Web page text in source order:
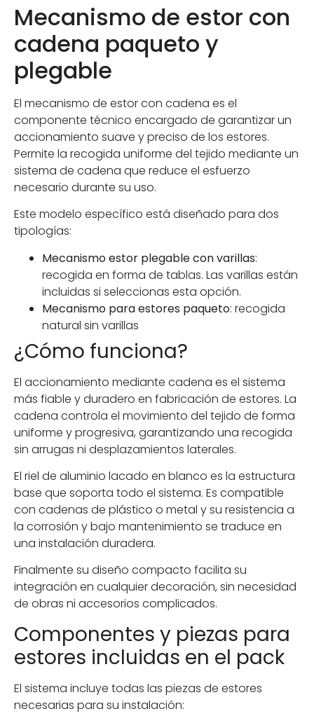
Mecanismo de estor con
cadena paqueto y
plegable
El mecanismo de estor con cadena es el
componente técnico encargado de garantizar un
accionamiento suave y preciso de los estores.
Permite la recogida uniforme del tejido mediante un
sistema de cadena que reduce el esfuerzo
necesario durante su uso.
Este modelo específico está diseñado para dos
tipologías:
Mecanismo estor plegable con varillas:
recogida en forma de tablas. Las varillas están
incluidas si seleccionas esta opción.
Mecanismo para estores paqueto: recogida
natural sin varillas
¿Cómo funciona?
El accionamiento mediante cadena es el sistema
más fiable y duradero en fabricación de estores. La
cadena controla el movimiento del tejido de forma
uniforme y progresiva, garantizando una recogida
sin arrugas ni desplazamientos laterales.
El riel de aluminio lacado en blanco es la estructura
base que soporta todo el sistema. Es compatible
con cadenas de plástico o metal y su resistencia a
la corrosión y bajo mantenimiento se traduce en
una instalación duradera.
Finalmente su diseño compacto facilita su
integración en cualquier decoración, sin necesidad
de obras ni accesorios complicados.
Componentes y piezas para
estores incluidas en el pack
El sistema incluye todas las piezas de estores
necesarias para su instalación: